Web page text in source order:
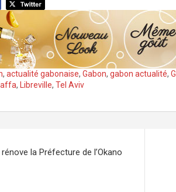
, actualité gabonaise, Gabon, gabon actualité,
, Libreville, Tel Aviv
rénove la Préfecture de l’Okano